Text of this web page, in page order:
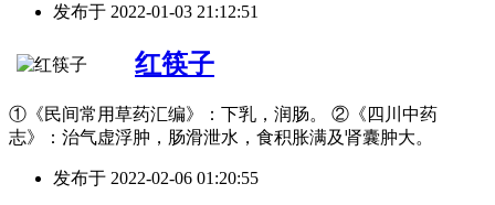
发布于 2022-01-03 21:12:51
红筷子
①《民间常用草药汇编》：下乳，润肠。 ②《四川中药
志》：治气虚浮肿，肠滑泄水，食积胀满及肾囊肿大。
发布于 2022-02-06 01:20:55